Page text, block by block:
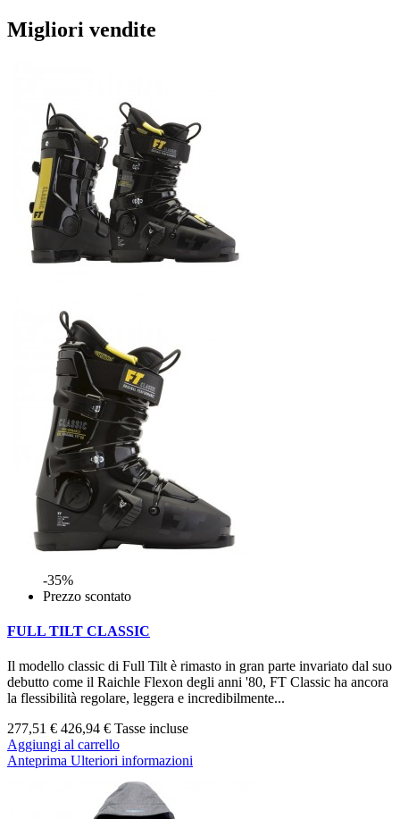
Migliori vendite
-35%
Prezzo scontato
FULL TILT CLASSIC
Il modello classic di Full Tilt è rimasto in gran parte invariato dal suo
debutto come il Raichle Flexon degli anni '80, FT Classic ha ancora
la flessibilità regolare, leggera e incredibilmente...
277,51 € 426,94 € Tasse incluse
Aggiungi al carrello
Anteprima Ulteriori informazioni